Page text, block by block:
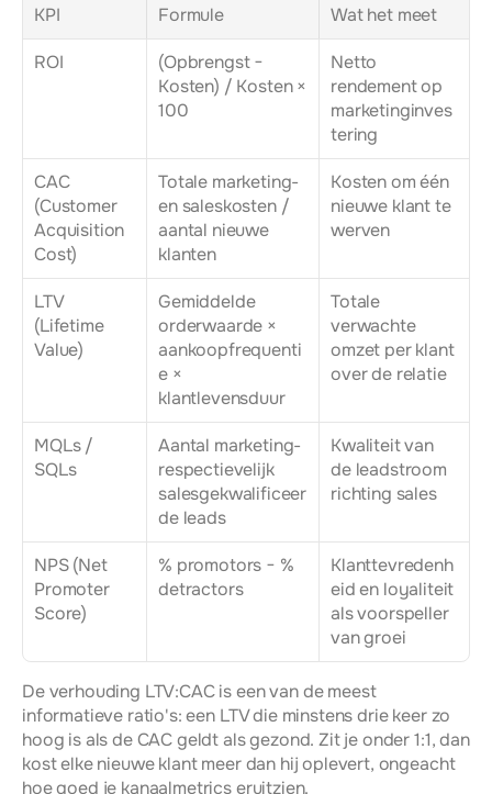
KPI
Formule Wat het meet
ROI
(Opbrengst −
Kosten) / Kosten ×
100
Netto
rendement op
marketinginves
tering
CAC
(Customer
Acquisition
Cost)
Totale marketing-
en saleskosten /
aantal nieuwe
klanten
Kosten om één
nieuwe klant te
werven
LTV
(Lifetime
Value)
Gemiddelde
orderwaarde ×
aankoopfrequenti
e ×
klantlevensduur
Totale
verwachte
omzet per klant
over de relatie
MQLs /
SQLs
Aantal marketing-
respectievelijk
salesgekwalificeer
de leads
Kwaliteit van
de leadstroom
richting sales
NPS (Net
Promoter
Score)
% promotors − %
detractors
Klanttevredenh
eid en loyaliteit
als voorspeller
van groei
De verhouding LTV:CAC is een van de meest
informatieve ratio's: een LTV die minstens drie keer zo
hoog is als de CAC geldt als gezond. Zit je onder 1:1, dan
kost elke nieuwe klant meer dan hij oplevert, ongeacht
hoe goed je kanaalmetrics eruitzien.